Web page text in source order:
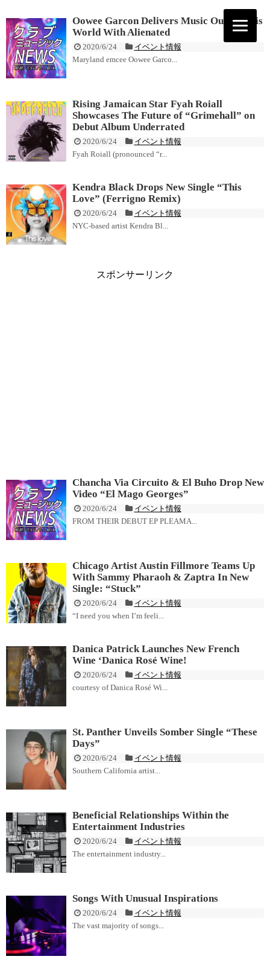
Oowee Garcon Delivers Music Out Of This
World With Alienated
2020/6/24
イベント情報
Maryland emcee Oowee Garco...
Rising Jamaican Star Fyah Roiall
Showcases The Future of “Grimehall” on
Debut Album Underrated
2020/6/24
イベント情報
Fyah Roiall (pronounced “r...
Kendra Black Drops New Single “This
Love” (Ferrigno Remix)
2020/6/24
イベント情報
NYC-based artist Kendra Bl...
スポンサーリンク
Chancha Via Circuito & El Buho Drop New
Video “El Mago Georges”
2020/6/24
イベント情報
FROM THEIR DEBUT EP PLEAMA...
Chicago Artist Austin Fillmore Teams Up
With Sammy Pharaoh & Zaptra In New
Single: “Stuck”
2020/6/24
イベント情報
“I need you when I’m feeli...
Danica Patrick Launches New French
Wine ‘Danica Rosé Wine!
2020/6/24
イベント情報
courtesy of Danica Rosé Wi...
St. Panther Unveils Somber Single “These
Days”
2020/6/24
イベント情報
Southern California artist...
Beneficial Relationships Within the
Entertainment Industries
2020/6/24
イベント情報
The entertainment industry...
Songs With Unusual Inspirations
2020/6/24
イベント情報
The vast majority of songs...